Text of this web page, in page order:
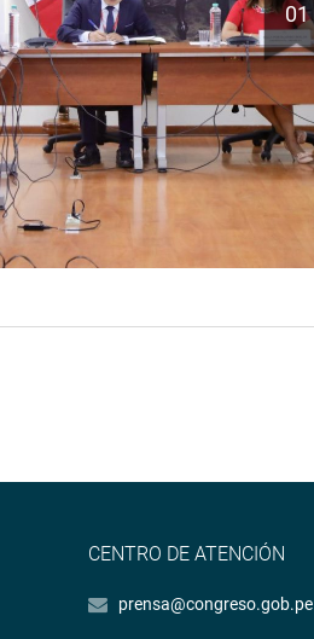
01
CENTRO DE ATENCIÓN
prensa@congreso.gob.pe